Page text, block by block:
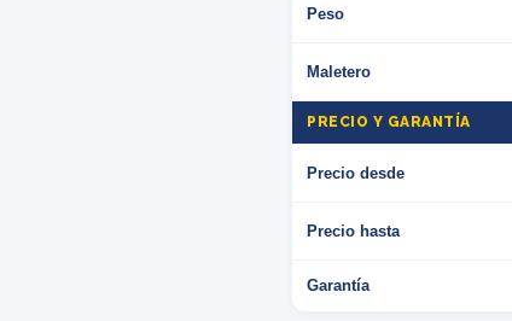
Peso
Maletero
PRECIO Y GARANTÍA
Precio desde
Precio hasta
Garantía